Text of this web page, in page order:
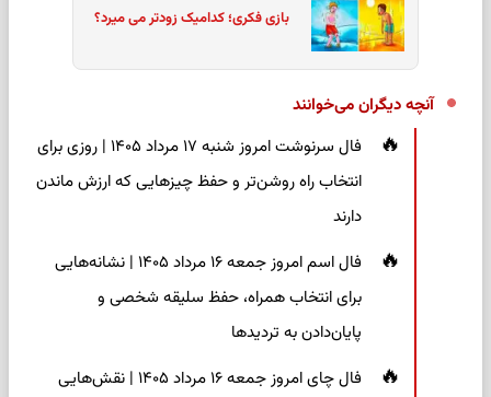
بازی فکری؛ کدامیک زودتر می میرد؟
آنچه دیگران می‌خوانند
فال سرنوشت امروز شنبه ۱۷ مرداد ۱۴۰۵ | روزی برای
انتخاب راه روشن‌تر و حفظ چیزهایی که ارزش ماندن
دارند
فال اسم امروز جمعه ۱۶ مرداد ۱۴۰۵ | نشانه‌هایی
برای انتخاب همراه، حفظ سلیقه شخصی و
پایان‌دادن به تردیدها
فال چای امروز جمعه ۱۶ مرداد ۱۴۰۵ | نقش‌هایی